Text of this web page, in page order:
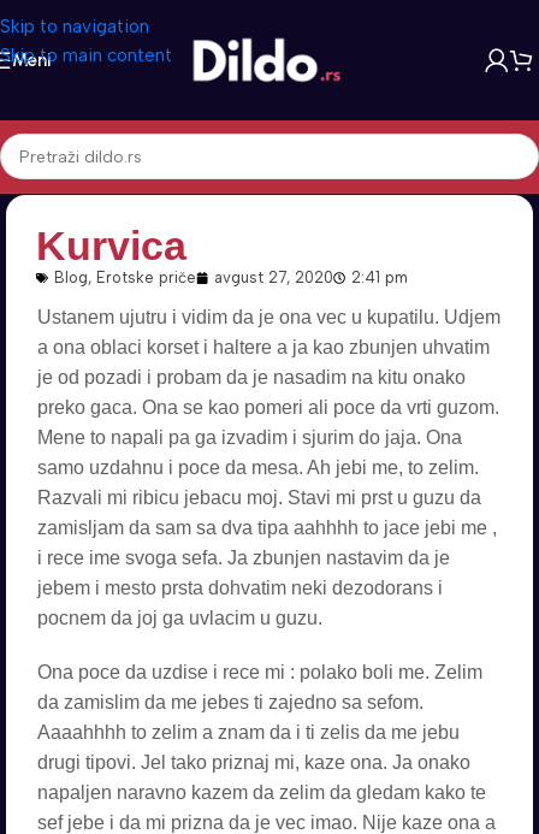
Skip to navigation
Skip to main content
Meni
Kurvica
Blog, Erotske priče avgust 27, 2020 2:41 pm
Ustanem ujutru i vidim da je ona vec u kupatilu. Udjem
a ona oblaci korset i haltere a ja kao zbunjen uhvatim
je od pozadi i probam da je nasadim na kitu onako
preko gaca. Ona se kao pomeri ali poce da vrti guzom.
Mene to napali pa ga izvadim i sjurim do jaja. Ona
samo uzdahnu i poce da mesa. Ah jebi me, to zelim.
Razvali mi ribicu jebacu moj. Stavi mi prst u guzu da
zamisljam da sam sa dva tipa aahhhh to jace jebi me ,
i rece ime svoga sefa. Ja zbunjen nastavim da je
jebem i mesto prsta dohvatim neki dezodorans i
pocnem da joj ga uvlacim u guzu.
Ona poce da uzdise i rece mi : polako boli me. Zelim
da zamislim da me jebes ti zajedno sa sefom.
Aaaahhhh to zelim a znam da i ti zelis da me jebu
drugi tipovi. Jel tako priznaj mi, kaze ona. Ja onako
napaljen naravno kazem da zelim da gledam kako te
sef jebe i da mi prizna da je vec imao. Nije kaze ona a